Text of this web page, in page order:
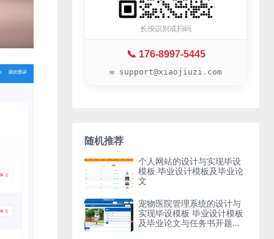
长按识别或扫码
📞 176-8997-5445
✉️ support@xiaojiuzi.com
随机推荐
个人网站的设计与实现毕设
模板 毕业设计模板及毕业论
文
宠物医院管理系统的设计与
实现毕设模板 毕业设计模板
及毕业论文与任务书开题报